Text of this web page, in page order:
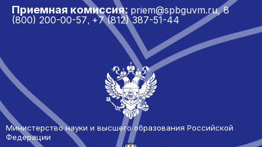
Приемная комиссия: priem@spbguvm.ru,8
(800) 200-00-57, +7 (812) 387-51-44
Министерство науки и высшего образования Российской
Федерации